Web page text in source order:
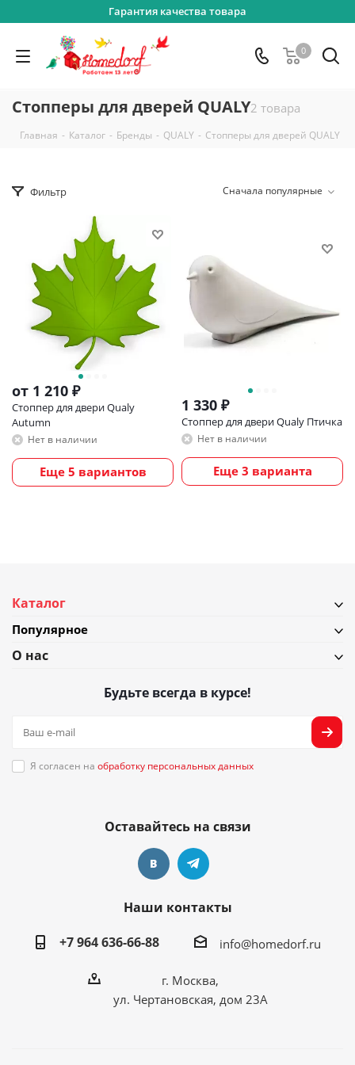
Гарантия качества товара
0
Стопперы для дверей QUALY2 товара
Главная - Каталог - Бренды - QUALY - Стопперы для дверей QUALY
Фильтр Сначала популярные
от 1 210 ₽
Стоппер для двери Qualy
Autumn
Нет в наличии
Еще 5 вариантов
1 330 ₽
Стоппер для двери Qualy Птичка
Нет в наличии
Еще 3 варианта
Каталог
Популярное
О нас
Будьте всегда в курсе!
Я согласен на обработку персональных данных
Оставайтесь на связи
Наши контакты
+7 964 636-66-88
info@homedorf.ru
г. Москва,
ул. Чертановская, дом 23А